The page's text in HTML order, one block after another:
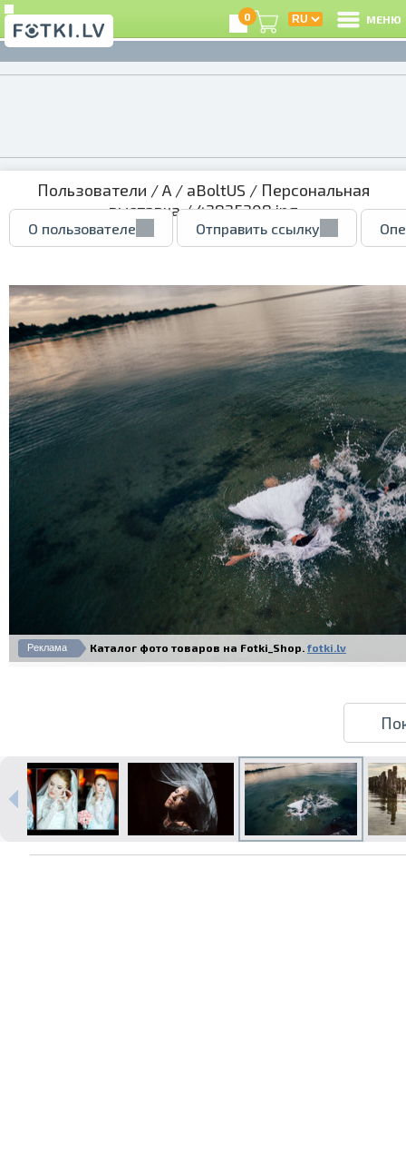
Печать в течение 1 часа в Риге –
0 МЕНЮ
Пользователи /A/ aBoltUS / Персональная
выставка/ 42825308.jpg
О пользователе Отправить ссылку
Реклама Каталог фото товаров на Fotki_Shop. fotki.lv